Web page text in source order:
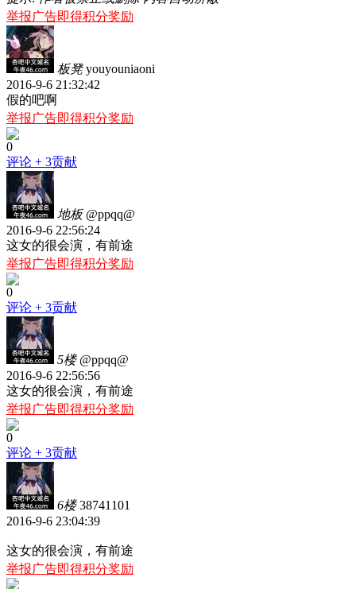
举报广告即得积分奖励
板凳 youyouniaoni
2016-9-6 21:32:42
假的吧啊
举报广告即得积分奖励
0
评论 + 3贡献
地板 @ppqq@
2016-9-6 22:56:24
这女的很会演，有前途
举报广告即得积分奖励
0
评论 + 3贡献
5楼 @ppqq@
2016-9-6 22:56:56
这女的很会演，有前途
举报广告即得积分奖励
0
评论 + 3贡献
6楼 38741101
2016-9-6 23:04:39
这女的很会演，有前途
举报广告即得积分奖励